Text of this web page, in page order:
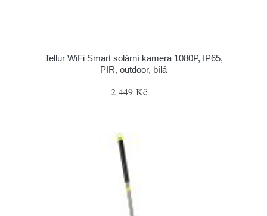
Tellur WiFi Smart solární kamera 1080P, IP65,
PIR, outdoor, bílá
2 449 Kč